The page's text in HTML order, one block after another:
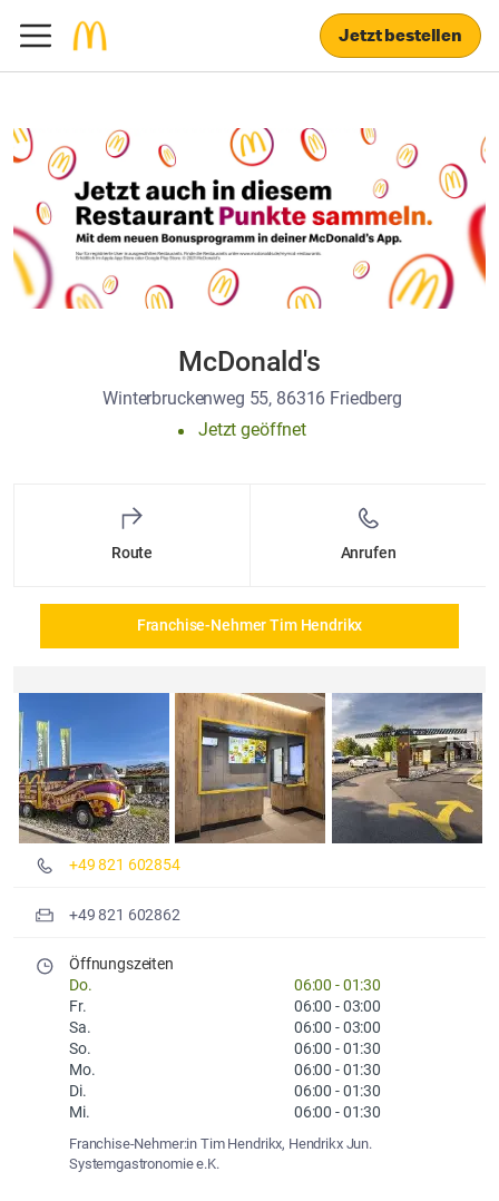
Jetzt bestellen
McDonald's
Winterbruckenweg 55, 86316 Friedberg
Jetzt geöffnet
Route Anrufen
Franchise-Nehmer Tim Hendrikx
Details und Fotos
+49 821 602854
+49 821 602862
Öffnungszeiten
Do.
06:00 -01:30
Fr.
06:00 -03:00
Sa.
06:00 -03:00
So.
06:00 -01:30
Mo.
06:00 -01:30
Di.
06:00 -01:30
Mi.
06:00 -01:30
Franchise-Nehmer:in Tim Hendrikx, Hendrikx Jun.
Systemgastronomie e.K.